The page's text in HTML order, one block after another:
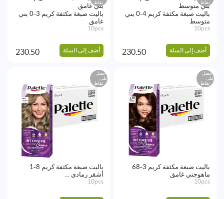
نقاط
باليت صبغة مكثفة كريم 4-0 بني
متوسط
10pcs
أضف إلى السلة 230.50
نقاط
باليت صبغة مكثفة كريم 3-0 بني
غامق
10pcs
أضف إلى السلة 230.50
احصل
على
نقاط
باليت صبغة مكثفة كريم 3-68
ماهوجني غامق
10pcs
احصل
على
نقاط
باليت صبغة مكثفة كريم 8-1
أشقر رمادي ...
10pcs